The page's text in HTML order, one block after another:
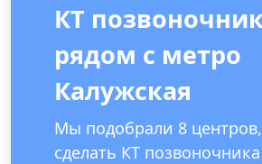
КТ
рядом с метро
Калужская
Мы подобрали 8
сделать КТ